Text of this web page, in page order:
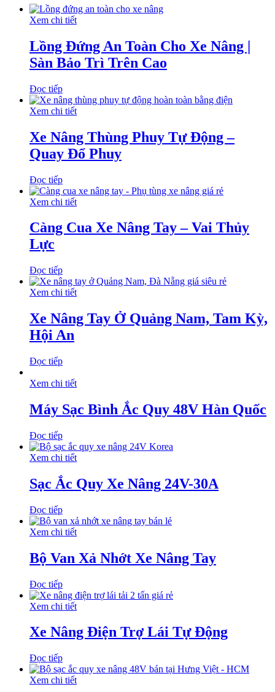
Xem chi tiết
Lồng Đứng An Toàn Cho Xe Nâng |
Sàn Bảo Trì Trên Cao
Đọc tiếp
Xem chi tiết
Xe Nâng Thùng Phuy Tự Động –
Quay Đổ Phuy
Đọc tiếp
Xem chi tiết
Càng Cua Xe Nâng Tay – Vai Thủy
Lực
Đọc tiếp
Xem chi tiết
Xe Nâng Tay Ở Quảng Nam, Tam Kỳ,
Hội An
Đọc tiếp
Xem chi tiết
Máy Sạc Bình Ắc Quy 48V Hàn Quốc
Đọc tiếp
Xem chi tiết
Sạc Ắc Quy Xe Nâng 24V-30A
Đọc tiếp
Xem chi tiết
Bộ Van Xả Nhớt Xe Nâng Tay
Đọc tiếp
Xem chi tiết
Xe Nâng Điện Trợ Lái Tự Động
Đọc tiếp
Xem chi tiết